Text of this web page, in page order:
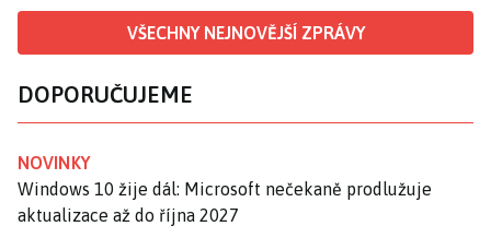
VŠECHNY NEJNOVĚJŠÍ ZPRÁVY
DOPORUČUJEME
NOVINKY
Windows 10 žije dál: Microsoft nečekaně prodlužuje
aktualizace až do října 2027